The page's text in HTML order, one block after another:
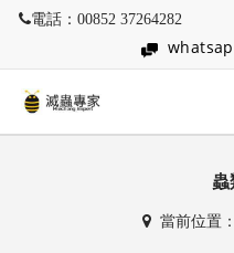
電話：00852 37264282
當前位置：